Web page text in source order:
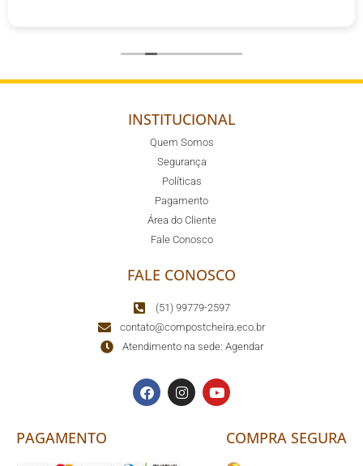
INSTITUCIONAL
Quem Somos
Segurança
Políticas
Pagamento
Área do Cliente
Fale Conosco
FALE CONOSCO
(51) 99779-2597
contato@compostcheira.eco.br
Atendimento na sede: Agendar
PAGAMENTO COMPRA SEGURA